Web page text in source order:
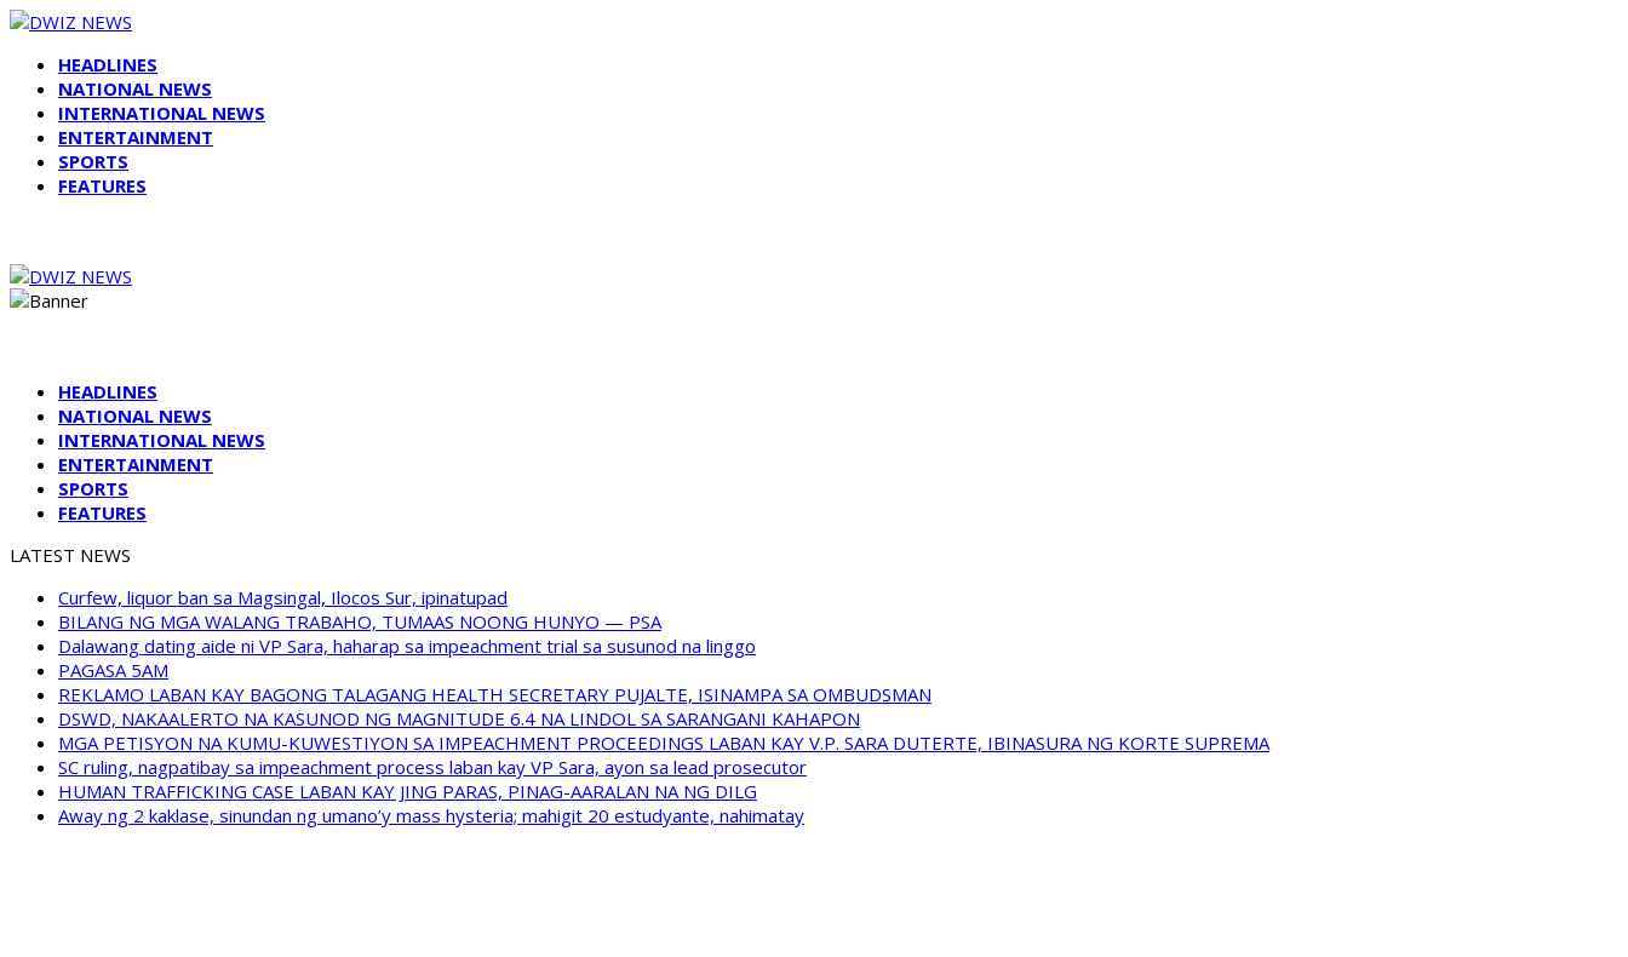
HEADLINES
NATIONAL NEWS
INTERNATIONAL NEWS
ENTERTAINMENT
SPORTS
FEATURES
HEADLINES
NATIONAL NEWS
INTERNATIONAL NEWS
ENTERTAINMENT
SPORTS
FEATURES
LATEST NEWS
Curfew, liquor ban sa Magsingal, Ilocos Sur, ipinatupad
BILANG NG MGA WALANG TRABAHO, TUMAAS NOONG HUNYO — PSA
Dalawang dating aide ni VP Sara, haharap sa impeachment trial sa susunod na linggo
PAGASA 5AM
REKLAMO LABAN KAY BAGONG TALAGANG HEALTH SECRETARY PUJALTE, ISINAMPA SA OMBUDSMAN
DSWD, NAKAALERTO NA KASUNOD NG MAGNITUDE 6.4 NA LINDOL SA SARANGANI KAHAPON
MGA PETISYON NA KUMU-KUWESTIYON SA IMPEACHMENT PROCEEDINGS LABAN KAY V.P. SARA DUTERTE, IBINASURA NG KORTE SUPREMA
SC ruling, nagpatibay sa impeachment process laban kay VP Sara, ayon sa lead prosecutor
HUMAN TRAFFICKING CASE LABAN KAY JING PARAS, PINAG-AARALAN NA NG DILG
Away ng 2 kaklase, sinundan ng umano’y mass hysteria; mahigit 20 estudyante, nahimatay